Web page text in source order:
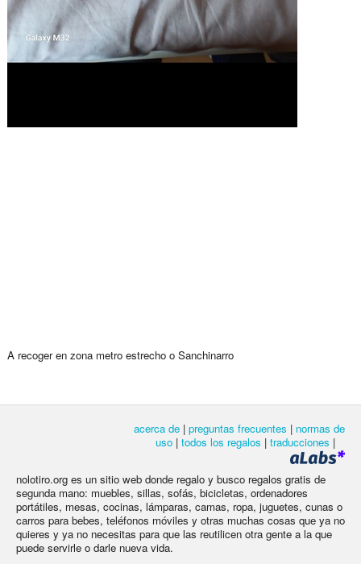
A recoger en zona metro estrecho o Sanchinarro
acerca de | preguntas frecuentes | normas de
uso | todos los regalos | traducciones |
nolotiro.org es un sitio web donde regalo y busco regalos gratis de
segunda mano: muebles, sillas, sofás, bicicletas, ordenadores
portátiles, mesas, cocinas, lámparas, camas, ropa, juguetes, cunas o
carros para bebes, teléfonos móviles y otras muchas cosas que ya no
quieres y ya no necesitas para que las reutilicen otra gente a la que
puede servirle o darle nueva vida.